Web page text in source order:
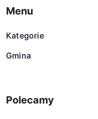
Menu
Kategorie
Gmina
Polecamy